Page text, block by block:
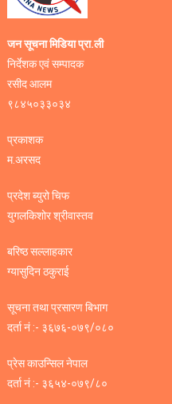
जन सूचना मिडिया प्रा.ली
निर्देशक एवं सम्पादक
रसीद आलम
९८४५०३३०३४
प्रकाशक
म.अरसद
प्रदेश ब्युरो चिफ
युगलकिशोर श्रीवास्तव
बरिष्ठ सल्लाहकार
ग्यासुदिन ठकुराई
सूचना तथा प्रसारण बिभाग
दर्ता नं :- ३६७६-०७९/०८०
प्रेस काउन्सिल नेपाल
दर्ता नं :- ३६५४-०७९/८०